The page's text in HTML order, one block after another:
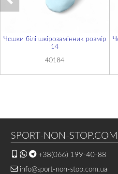
Чешки білі шкірозамінник розмір
14
40184
SPORT-NON-
+38(066) 199-40-88
info@sport-non-stop.com.ua